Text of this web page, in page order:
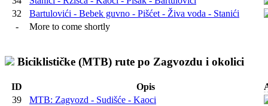
32
Bartulovići - Bebek guvno - Pišćet - Živa voda - Stanići
-
More to come shortly
Biciklističke (MTB) rute po Zagvozdu i okolici
ID Opis
39
MTB: Zagvozd - Sudišće - Kaoci